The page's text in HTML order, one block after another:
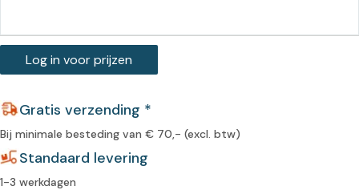
Log in voor prijzen
Gratis verzending *
Bij minimale besteding van € 70,- (excl. btw)
Standaard levering
1-3 werkdagen